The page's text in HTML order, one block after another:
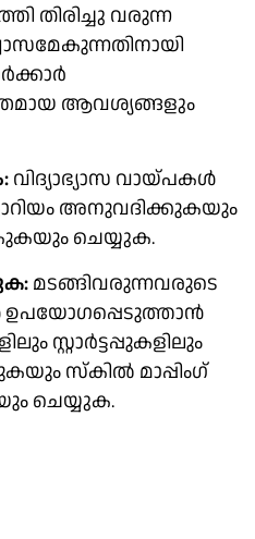
തിരിച്ചു വരുന്ന
ആവശ്യങ്ങളും
വിദ്യാഭ്യാസ വായ്പകൾ
അനുവദിക്കുകയും
ചെയ്യുക.
മടങ്ങിവരുന്നവരുടെ
സ്റ്റാർട്ടപ്പുകളിലും
സ്കിൽ മാപ്പിംഗ്
ചെയ്യുക.